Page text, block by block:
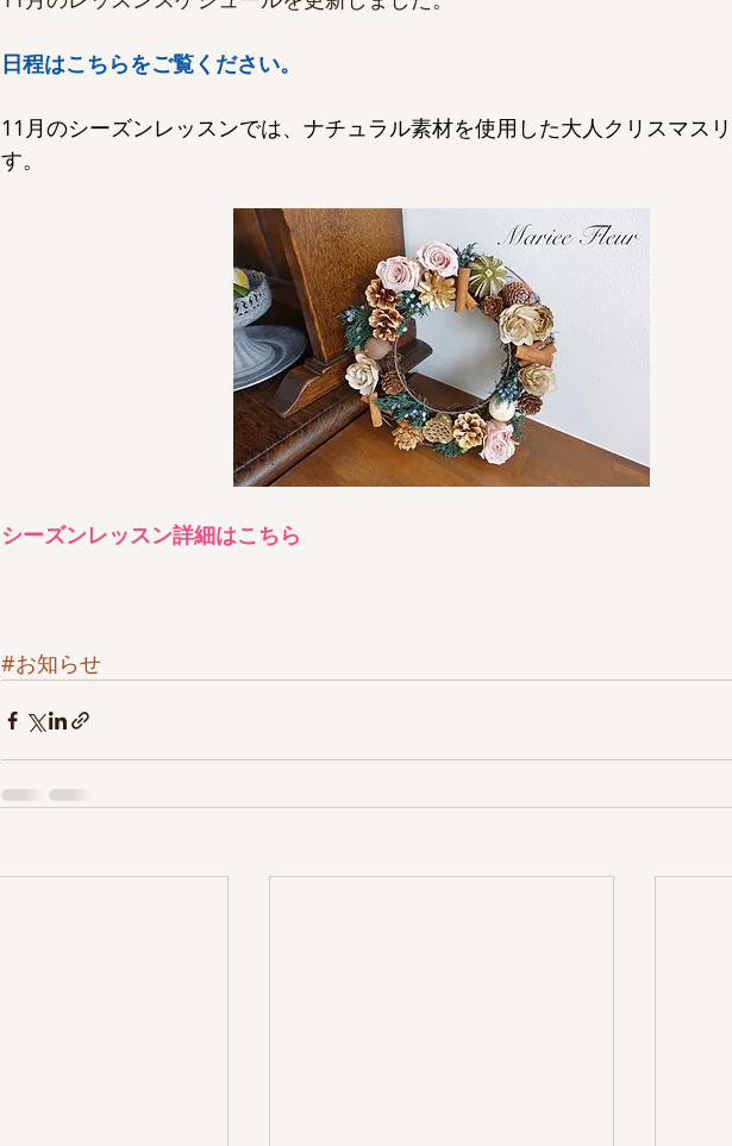
日程はこちらをご覧ください。
11月のシーズンレッスンでは、ナチュラル素材を使用した大人クリスマス
す。
シーズンレッスン詳細はこちら
#お知らせ